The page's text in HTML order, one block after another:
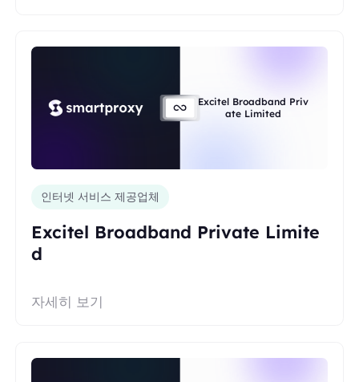
Excitel Broadband Priv
ate Limited
인터넷 서비스 제공업체
Excitel Broadband Private Limite
d
자세히 보기